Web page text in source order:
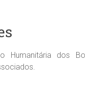
Humanitária dos